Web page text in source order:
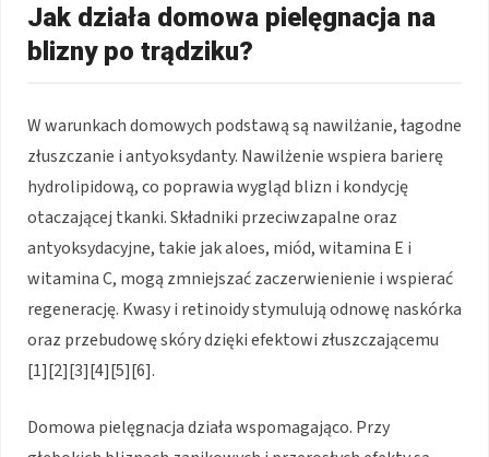
Jak działa domowa pielęgnacja na
blizny po trądziku?
W warunkach domowych podstawą są nawilżanie, łagodne
złuszczanie i antyoksydanty. Nawilżenie wspiera barierę
hydrolipidową, co poprawia wygląd blizn i kondycję
otaczającej tkanki. Składniki przeciwzapalne oraz
antyoksydacyjne, takie jak aloes, miód, witamina E i
witamina C, mogą zmniejszać zaczerwienienie i wspierać
regenerację. Kwasy i retinoidy stymulują odnowę naskórka
oraz przebudowę skóry dzięki efektowi złuszczającemu
[1][2][3][4][5][6].
Domowa pielęgnacja działa wspomagająco. Przy